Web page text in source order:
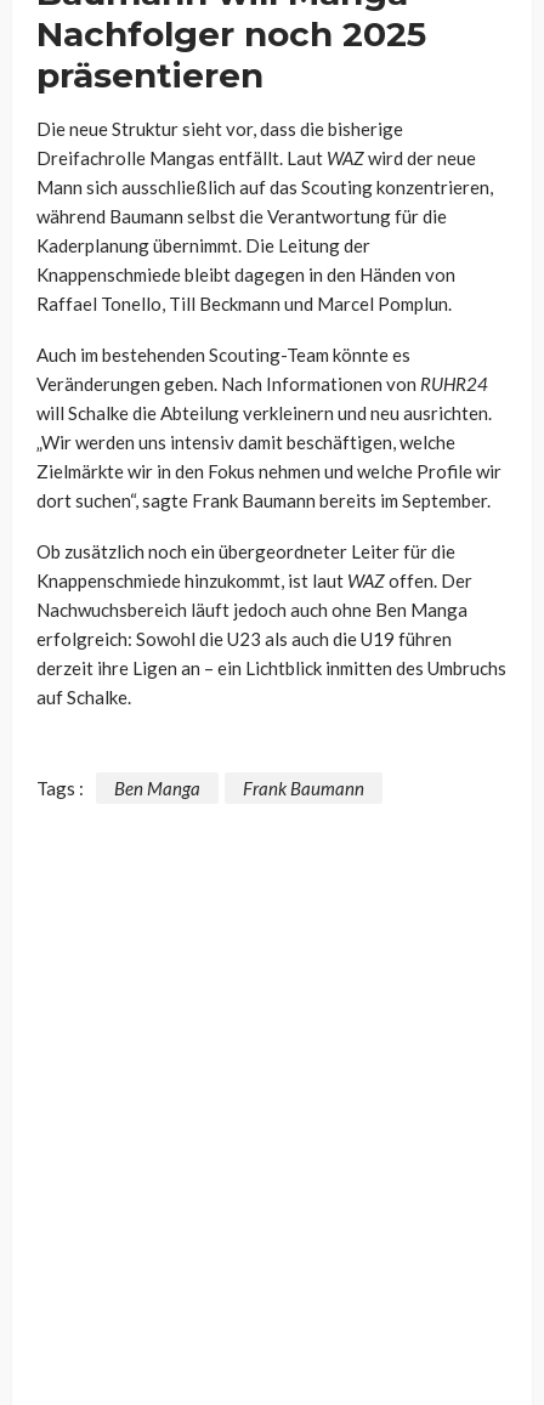
Nachfolger noch 2025
präsentieren
Die neue Struktur sieht vor, dass die bisherige
Dreifachrolle Mangas entfällt. Laut WAZwird der neue
Mann sich ausschließlich auf das Scouting konzentrieren,
während Baumann selbst die Verantwortung für die
Kaderplanung übernimmt. Die Leitung der
Knappenschmiede bleibt dagegen in den Händen von
Raffael Tonello, Till Beckmann und Marcel Pomplun.
Auch im bestehenden Scouting-Team könnte es
Veränderungen geben. Nach Informationen von RUHR24
will Schalke die Abteilung verkleinern und neu ausrichten.
„Wir werden uns intensiv damit beschäftigen, welche
Zielmärkte wir in den Fokus nehmen und welche Profile wir
dort suchen“, sagte Frank Baumann bereits im September.
Ob zusätzlich noch ein übergeordneter Leiter für die
Knappenschmiede hinzukommt, ist laut WAZoffen. Der
Nachwuchsbereich läuft jedoch auch ohne Ben Manga
erfolgreich: Sowohl die U23 als auch die U19 führen
derzeit ihre Ligen an – ein Lichtblick inmitten des Umbruchs
auf Schalke.
Tags : Ben Manga Frank Baumann